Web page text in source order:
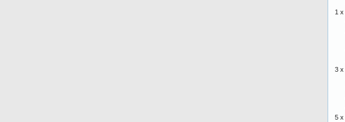
1 x
3 x
5 x